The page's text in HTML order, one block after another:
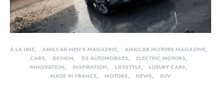
À LA UNE AMILCAR MEN'S MAGAZINE
AMILCAR MOTORS MAGAZINE
CARS
DESIGN DS AUTOMOBILES
ELECTRIC MOTORS
INNOVATION
INSPIRATION LIFESTYLE
LUXURY CARS
MADE IN FRANCE
MOTORS NEWS SUV